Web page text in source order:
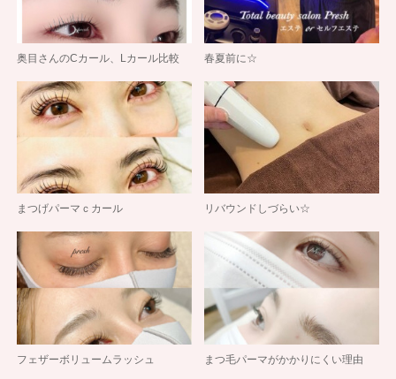
奥目さんのCカール、Lカール比較 春夏前に☆
まつげパーマｃカール リバウンドしづらい☆
フェザーボリュームラッシュ まつ毛パーマがかかりにくい理由